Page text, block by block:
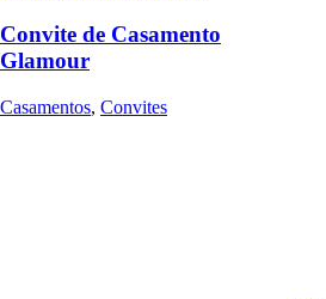
Convite de Casamento
Glamour
Casamentos, Convites